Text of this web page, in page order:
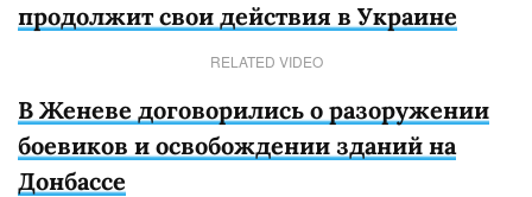
продолжит свои действия в Украине
RELATED VIDEO
В Женеве договорились о разоружении
боевиков и освобождении зданий на
Донбассе